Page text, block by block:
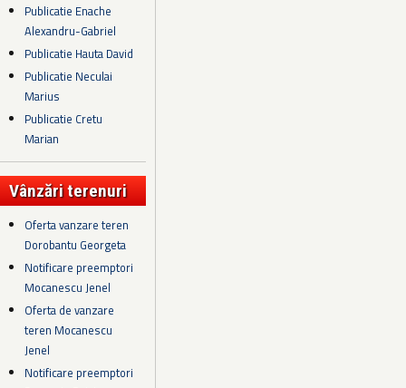
Publicatie Enache
Alexandru-Gabriel
Publicatie Hauta David
Publicatie Neculai
Marius
Publicatie Cretu
Marian
Vânzări terenuri
Oferta vanzare teren
Dorobantu Georgeta
Notificare preemptori
Mocanescu Jenel
Oferta de vanzare
teren Mocanescu
Jenel
Notificare preemptori